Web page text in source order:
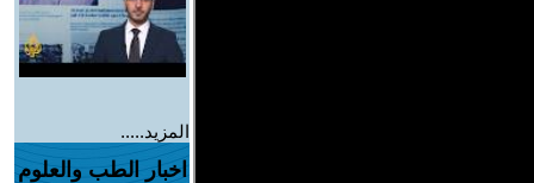
المزيد.....
اخبار الطب والعلوم